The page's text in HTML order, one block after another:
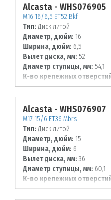
Alcasta - WHS076905
M16 16/6,5 ET52 Bkf
Тип: Диск литой
Диаметр, дюйм: 16
Ширина, дюйм: 6,5
Вылет диска, мм: 52
Диаметр ступицы, мм: 54,1
К-во крепежных
Диаметр располож.
100
Alcasta - WHS076907
M17 15/6 ET36 Mbrs
Тип: Диск литой
Диаметр, дюйм: 15
Ширина, дюйм: 6
Вылет диска, мм: 36
Диаметр ступицы, мм: 60,1
К-во крепежных
Диаметр располож.